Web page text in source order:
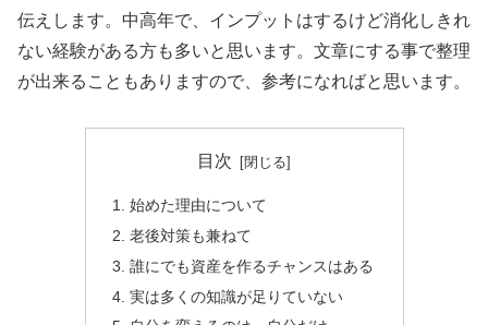
伝えします。中高年で、インプットはするけど消化しきれ
ない経験がある方も多いと思います。文章にする事で整理
が出来ることもありますので、参考になればと思います。
目次
始めた理由について
老後対策も兼ねて
誰にでも資産を作るチャンスはある
実は多くの知識が足りていない